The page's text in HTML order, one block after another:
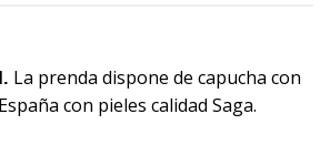
La prenda dispone de capucha con
con pieles calidad Saga.